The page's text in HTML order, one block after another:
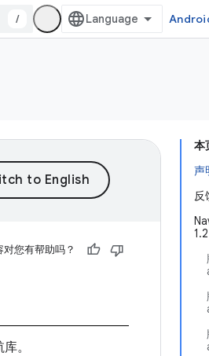
/
本
声
反
1.2
对您有帮助吗？
。